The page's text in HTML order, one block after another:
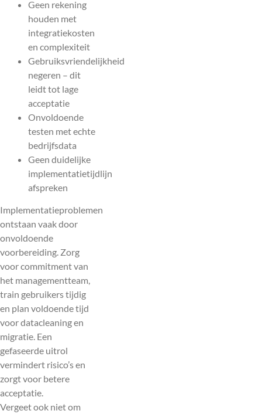
Geen rekening
houden met
integratiekosten
en complexiteit
Gebruiksvriendelijkheid
negeren – dit
leidt tot lage
acceptatie
Onvoldoende
testen met echte
bedrijfsdata
Geen duidelijke
implementatietijdlijn
afspreken
Implementatieproblemen
ontstaan vaak door
onvoldoende
voorbereiding. Zorg
voor commitment van
het managementteam,
train gebruikers tijdig
en plan voldoende tijd
voor datacleaning en
migratie. Een
gefaseerde uitrol
vermindert risico’s en
zorgt voor betere
acceptatie.
Vergeet ook niet om